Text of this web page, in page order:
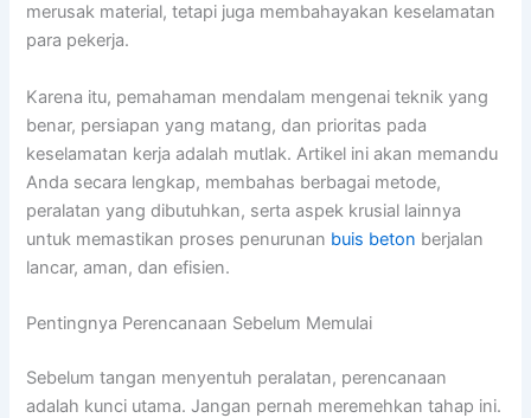
merusak material, tetapi juga membahayakan keselamatan
para pekerja.
Karena itu, pemahaman mendalam mengenai teknik yang
benar, persiapan yang matang, dan prioritas pada
keselamatan kerja adalah mutlak. Artikel ini akan memandu
Anda secara lengkap, membahas berbagai metode,
peralatan yang dibutuhkan, serta aspek krusial lainnya
untuk memastikan proses penurunan buis beton berjalan
lancar, aman, dan efisien.
Pentingnya Perencanaan Sebelum Memulai
Sebelum tangan menyentuh peralatan, perencanaan
adalah kunci utama. Jangan pernah meremehkan tahap ini.